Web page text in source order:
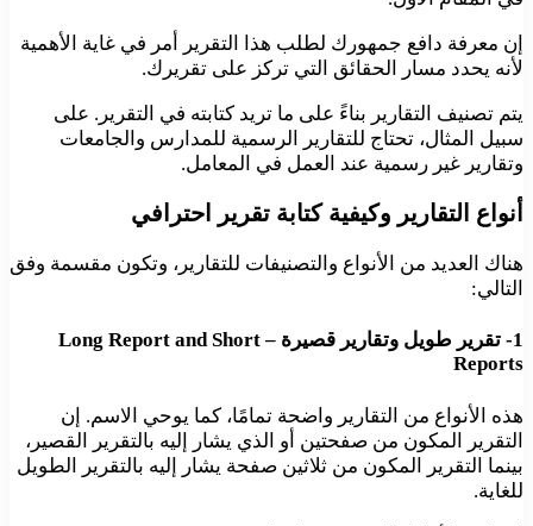
إن معرفة دافع جمهورك لطلب هذا التقرير أمر في غاية الأهمية
لأنه يحدد مسار الحقائق التي تركز على تقريرك.
يتم تصنيف التقارير بناءً على ما تريد كتابته في التقرير. على
سبيل المثال، تحتاج للتقارير الرسمية للمدارس والجامعات
وتقارير غير رسمية عند العمل في المعامل.
أنواع التقارير وكيفية كتابة تقرير احترافي
هناك العديد من الأنواع والتصنيفات للتقارير، وتكون مقسمة وفق
التالي:
1- تقرير طويل وتقارير قصيرة – Long Report and Short
Reports
هذه الأنواع من التقارير واضحة تمامًا، كما يوحي الاسم. إن
التقرير المكون من صفحتين أو الذي يشار إليه بالتقرير القصير،
بينما التقرير المكون من ثلاثين صفحة يشار إليه بالتقرير الطويل
للغاية.